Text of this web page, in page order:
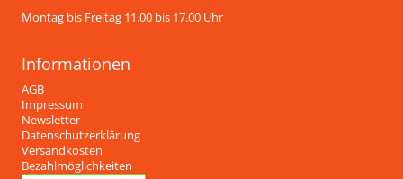
Montag bis Freitag 11.00 bis 17.00 Uhr
Informationen
AGB
Impressum
Newsletter
Datenschutzerklärung
Versandkosten
Bezahlmöglichkeiten